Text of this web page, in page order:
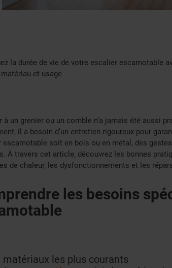
la durée de vie de votre escalier escamotable
et usage
à un grenier ou un comble n’a jamais été aussi
il a besoin d’un entretien rigoureux pour
escamotable soit en bois ou en métal, des
À travers cet article, découvrez les bonnes
de chaleur, les dysfonctionnements et les
les besoins
matériaux les plus courants